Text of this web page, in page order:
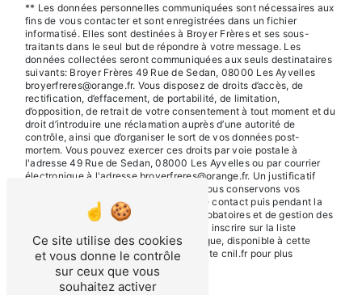
** Les données personnelles communiquées sont nécessaires aux
fins de vous contacter et sont enregistrées dans un fichier
informatisé. Elles sont destinées à Broyer Frères et ses sous-
traitants dans le seul but de répondre à votre message. Les
données collectées seront communiquées aux seuls destinataires
suivants: Broyer Frères 49 Rue de Sedan, 08000 Les Ayvelles
broyerfreres@orange.fr. Vous disposez de droits d’accès, de
rectification, d’effacement, de portabilité, de limitation,
d’opposition, de retrait de votre consentement à tout moment et du
droit d’introduire une réclamation auprès d’une autorité de
contrôle, ainsi que d’organiser le sort de vos données post-
mortem. Vous pouvez exercer ces droits par voie postale à
l'adresse 49 Rue de Sedan, 08000 Les Ayvelles ou par courrier
électronique à l'adresse broyerfreres@orange.fr. Un justificatif
d'identité pourra vous être demandé. Nous conservons vos
données pendant la période de prise de contact puis pendant la
durée de prescription légale aux fins probatoires et de gestion des
contentieux. Vous avez le droit de vous inscrire sur la liste
d'opposition au démarchage téléphonique, disponible à cette
adresse: Bloctel.gouv.fr. Consultez le site cnil.fr pour plus
d’informations sur vos droits.
Ce site utilise des cookies
et vous donne le contrôle
sur ceux que vous
souhaitez activer